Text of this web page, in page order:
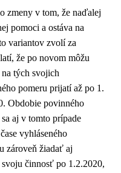
zmeny v tom, že naďalej
pomoci a ostáva na
variantov zvolí za
že po novom môžu
tých svojich
pomeru prijatí až po 1.
Obdobie povinného
aj v tomto prípade
vyhláseného
zároveň žiadať aj
činnosť po 1.2.2020,